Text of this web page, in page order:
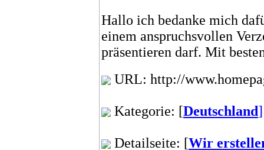
Hallo ich bedanke mich
einem anspruchsvollen
präsentieren darf. Mit
URL: http://
Kategorie: [Deutschland]
Detailseite: [Wir